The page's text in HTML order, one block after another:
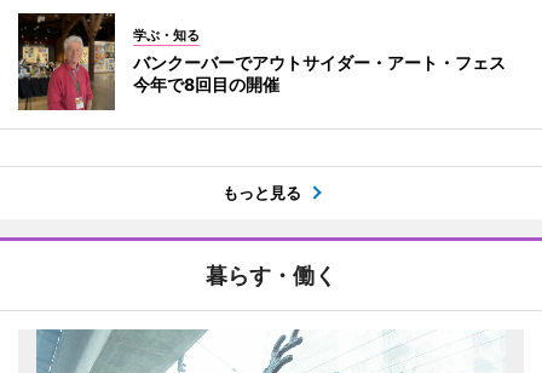
学ぶ・知る
バンクーバーでアウトサイダー・アート・フェス
今年で8回目の開催
もっと見る
暮らす・働く